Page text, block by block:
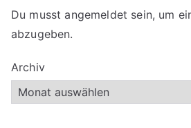
Du musstangemeldet sein, um
abzugeben.
Archiv